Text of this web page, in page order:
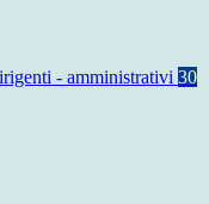
- amministrativi 30